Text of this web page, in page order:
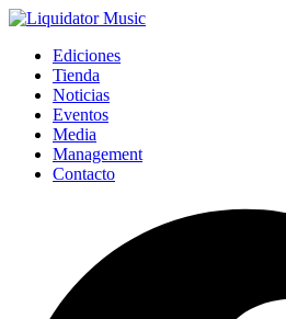
Ediciones
Tienda
Noticias
Eventos
Media
Management
Contacto